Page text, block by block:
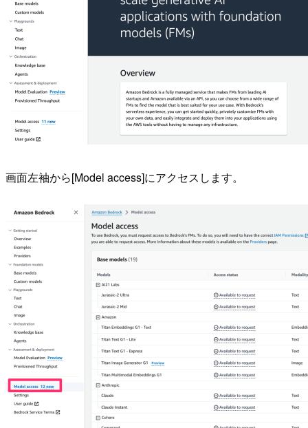
画面左袖から[Model access]にアクセスします。